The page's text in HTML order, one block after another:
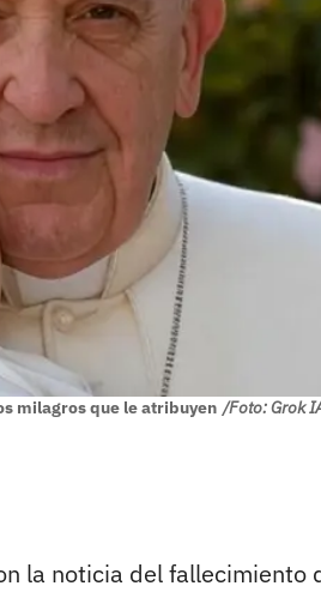
milagros que le atribuyen /Foto: Grok
la noticia del fallecimiento